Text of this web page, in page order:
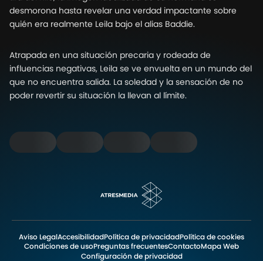
desmorona hasta revelar una verdad impactante sobre
quién era realmente Leila bajo el alias Baddie.
Atrapada en una situación precaria y rodeada de
influencias negativas, Leila se ve envuelta en un mundo del
que no encuentra salida. La soledad y la sensación de no
poder revertir su situación la llevan al límite.
Aviso LegalAccesibilidadPolítica de privacidadPolítica de cookies
Condiciones de usoPreguntas frecuentesContactoMapa Web
Configuración de privacidad